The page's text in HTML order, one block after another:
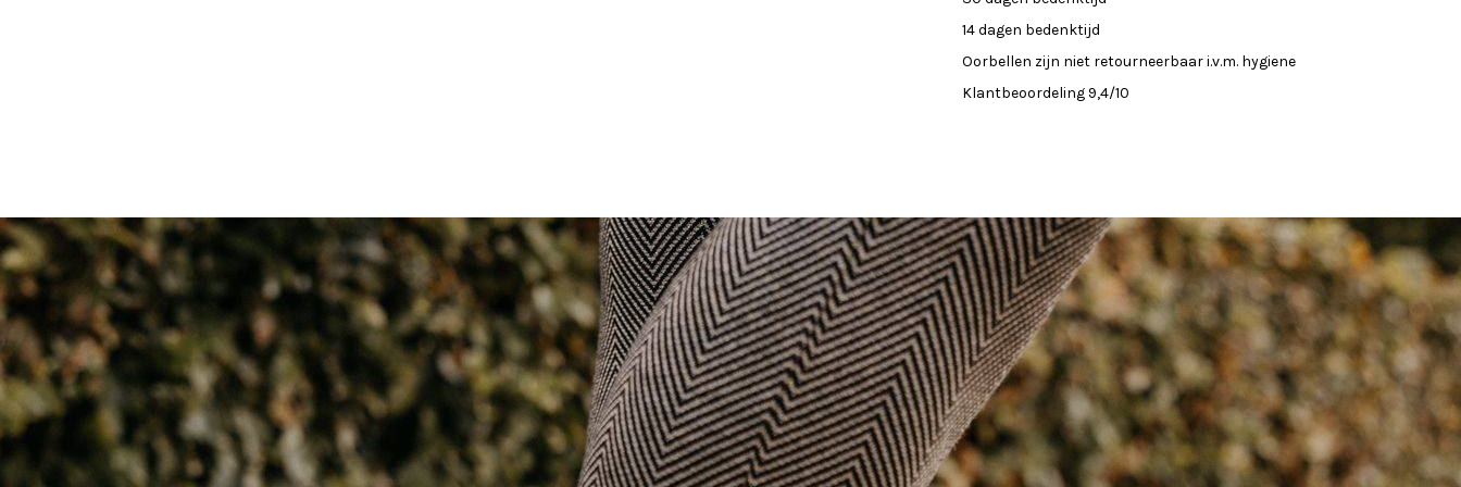
14 dagen bedenktijd
Oorbellen zijn niet retourneerbaar i.v.m. hygiene
Klantbeoordeling 9,4/10